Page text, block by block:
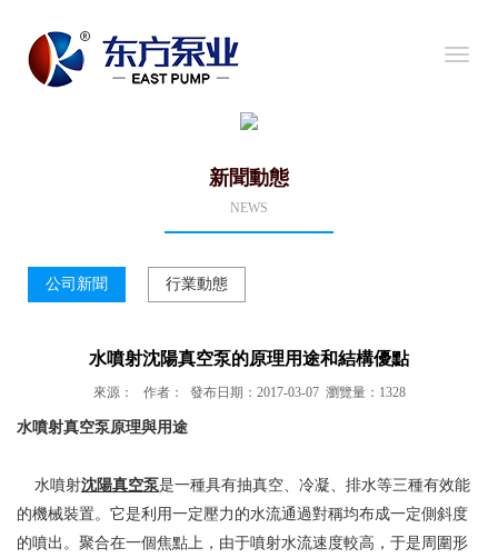
導
新聞動態
NEWS
公司新聞 行業動態
水噴射沈陽真空泵的原理用途和結構優點
來源： 作者： 發布日期：2017-03-07 瀏覽量：1328
水噴射真空泵原理與用途
水噴射沈陽真空泵是一種具有抽真空、冷凝、排水等三種有效能
的機械裝置。它是利用一定壓力的水流通過對稱均布成一定側斜度
的噴出。聚合在一個焦點上，由于噴射水流速度較高，于是周圍形